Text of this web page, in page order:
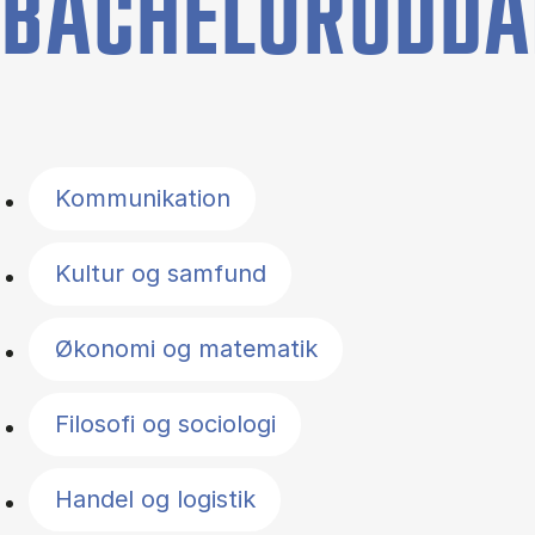
Kommunikation
Kultur og samfund
Økonomi og matematik
Filosofi og sociologi
Handel og logistik